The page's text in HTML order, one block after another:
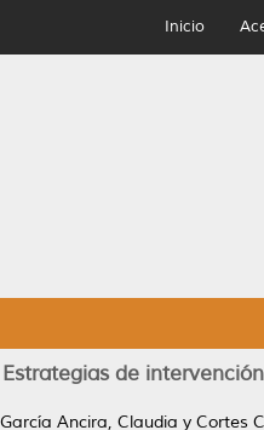
Inicio
Estrategias de
García Ancira, Claudia y Cortes